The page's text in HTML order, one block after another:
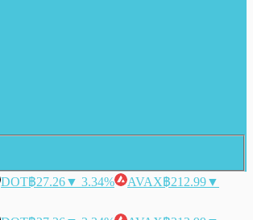
DOT฿27.26▼ 3.34% AVAX฿212.99▼